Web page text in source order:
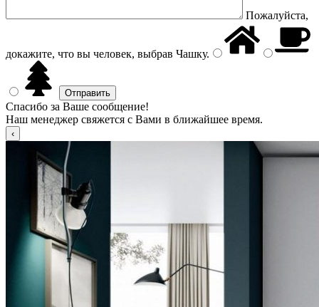
Пожалуйста,
докажите, что вы человек, выбрав Чашку.
Спасибо за Ваше сообщение!
Наш менеджер свяжется с Вами в ближайшее время.